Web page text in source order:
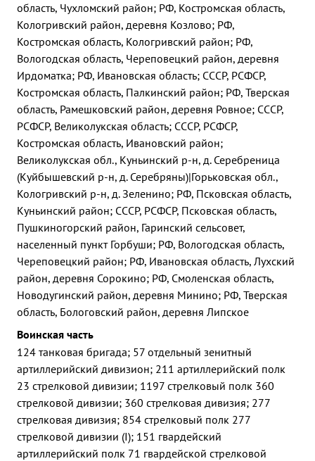
область, Чухломский район; РФ, Костромская область,
Кологривский район, деревня Козлово; РФ,
Костромская область, Кологривский район; РФ,
Вологодская область, Череповецкий район, деревня
Ирдоматка; РФ, Ивановская область; СССР, РСФСР,
Костромская область, Палкинский район; РФ, Тверская
область, Рамешковский район, деревня Ровное; СССР,
РСФСР, Великолукская область; СССР, РСФСР,
Костромская область, Ивановский район;
Великолукская обл., Куньинский р-н, д. Серебреница
(Куйбышевский р-н, д. Серебряны)|Горьковская обл.,
Кологривский р-н, д. Зеленино; РФ, Псковская область,
Куньинский район; СССР, РСФСР, Псковская область,
Пушкиногорский район, Гаринский сельсовет,
населенный пункт Горбуши; РФ, Вологодская область,
Череповецкий район; РФ, Ивановская область, Лухский
район, деревня Сорокино; РФ, Смоленская область,
Новодугинский район, деревня Минино; РФ, Тверская
область, Бологовский район, деревня Липское
Воинская часть
124 танковая бригада; 57 отдельный зенитный
артиллерийский дивизион; 211 артиллерийский полк
23 стрелковой дивизии; 1197 стрелковый полк 360
стрелковой дивизии; 360 стрелковая дивизия; 277
стрелковая дивизия; 854 стрелковый полк 277
стрелковой дивизии (I); 151 гвардейский
артиллерийский полк 71 гвардейской стрелковой